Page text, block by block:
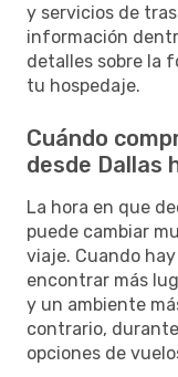
y servicios de
información
detalles sobre la
tu hospedaje.
Cuándo
desde Dallas
La hora en que
puede cambiar
viaje. Cuando
encontrar más
y un ambiente
contrario,
opciones de